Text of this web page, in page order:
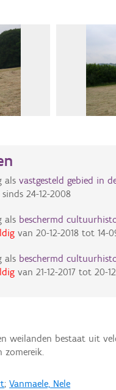
als vastgesteld gebied in
24-12-2008
als beschermd
van 20-12-2018tot 14-
als beschermd
van 21-12-2017tot 20-
weilanden bestaat uit
zomereik.
;Vanmaele, Nele